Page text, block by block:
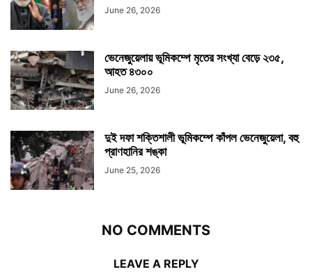
June 26, 2026
ভেনেজুয়েলায় ভূমিকম্পে মৃতের সংখ্যা বেড়ে ২৩৫,
আহত ৪৩০০
June 26, 2026
দুই দফা শক্তিশালী ভূমিকম্পে কাঁপল ভেনেজুয়েলা, বহু
প্রাণহানির শঙ্কা
June 25, 2026
NO COMMENTS
LEAVE A REPLY